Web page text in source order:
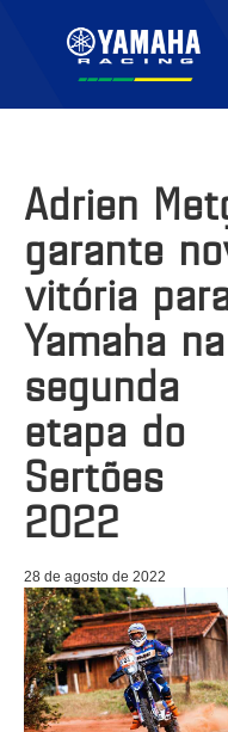
Adrien
garante
vitória
Yamaha na
segunda
etapa do
Sertões
2022
28 de agosto de 2022